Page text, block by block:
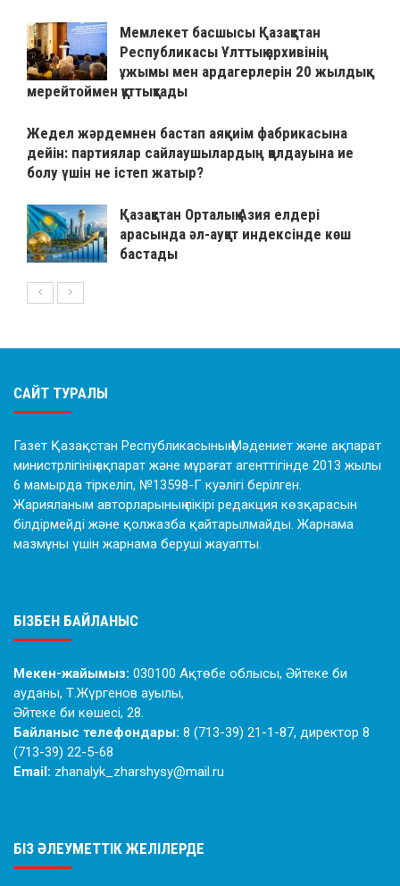
Мемлекет басшысы Қазақстан
Республикасы Ұлттық архивінің
ұжымы мен ардагерлерін 20 жылдық
мерейтоймен құттықтады
Жедел жәрдемнен бастап аяқкиім фабрикасына
дейін: партиялар сайлаушылардың қолдауына ие
болу үшін не істеп жатыр?
Қазақстан Орталық Азия елдері
арасында әл-ауқат индексінде көш
бастады
САЙТ ТУРАЛЫ
Газет Қазақстан Республикасының Мәдениет және ақпарат
министрлігінің ақпарат және мұрағат агенттігінде 2013 жылы
6 мамырда тіркеліп, №13598-Г куәлігі берілген.
Жарияланым авторларының пікірі редакция көзқарасын
білдірмейді және қолжазба қайтарылмайды. Жарнама
мазмұны үшін жарнама беруші жауапты.
БІЗБЕН БАЙЛАНЫС
Мекен-жайымыз: 030100 Ақтөбе облысы, Әйтеке би
ауданы, Т.Жүргенов ауылы,
Әйтеке би көшесі, 28.
Байланыс телефондары: 8 (713-39) 21-1-87, директор 8
(713-39) 22-5-68
Email: zhanalyk_zharshysy@mail.ru
БІЗ ӘЛЕУМЕТТІК ЖЕЛІЛЕРДЕ